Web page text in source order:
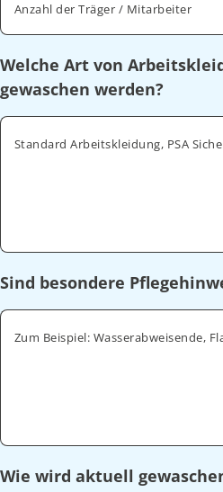
Anzahl der Träger / Mitarbeiter
Welche Art von
gewaschen werden?
Sind besondere
Wie wird aktuell